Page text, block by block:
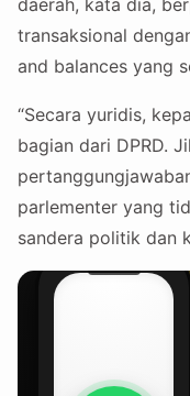
daerah, kata dia,
transaksional
and balances yang
“Secara yuridis,
bagian dari DPRD.
parlementer yang
sandera politik dan